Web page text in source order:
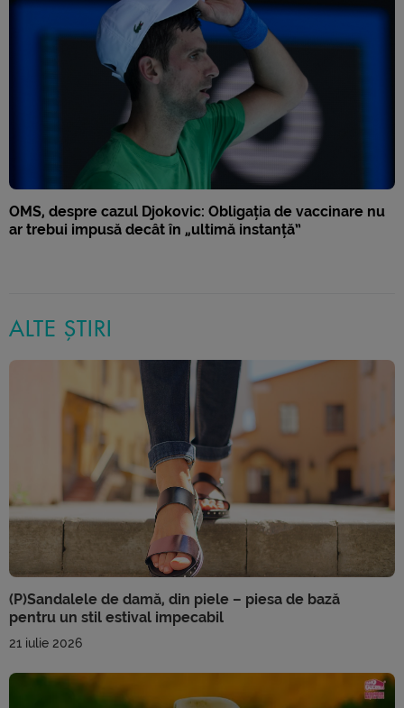
OMS, despre cazul Djokovic: Obligația de vaccinare nu
ar trebui impusă decât în „ultimă instanță”
ALTE ȘTIRI
(P)Sandalele de damă, din piele – piesa de bază
pentru un stil estival impecabil
21 iulie 2026